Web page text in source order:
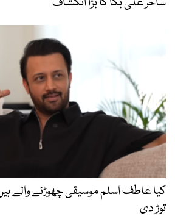
کیا عاطف اسلم موسیقی چھوڑنے والے
توڑ دی